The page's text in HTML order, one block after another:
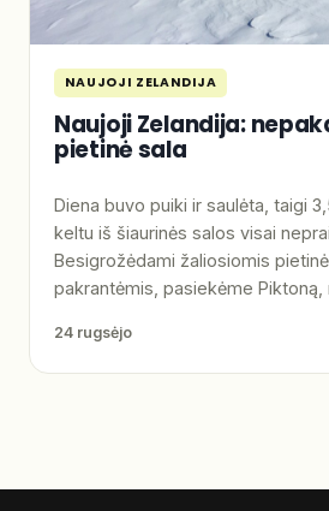
NAUJOJI ZELANDIJA
Naujoji Zelandija:
pietinė sala
Diena buvo puiki ir saulėta, taigi
keltu iš šiaurinės salos visai
Besigrožėdami žaliosiomis
pakrantėmis, pasiekėme
24 rugsėjo